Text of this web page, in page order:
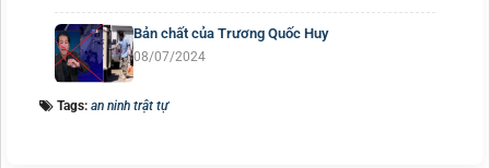
Bản chất của Trương Quốc Huy
08/07/2024
Tags: an ninh trật tự